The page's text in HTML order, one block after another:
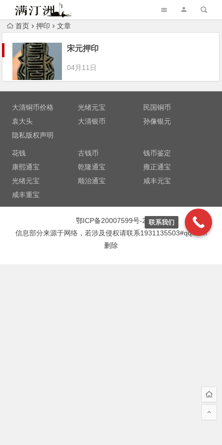
首页 押印 文章
宋元押印
04月11日
大清铜币价格 光绪元宝
民国铜币
袁大头
大清银币
孙像银元
隐私版权声明
花钱 古钱币
钱币鉴定
康熙通宝
乾隆通宝
雍正通宝
光绪元宝
顺治通宝
咸丰元宝
咸丰重宝
鄂ICP备20007599号-2
信息部分来源于网络，若涉及侵权请联系1931135503#qq.com
删除
联系我们